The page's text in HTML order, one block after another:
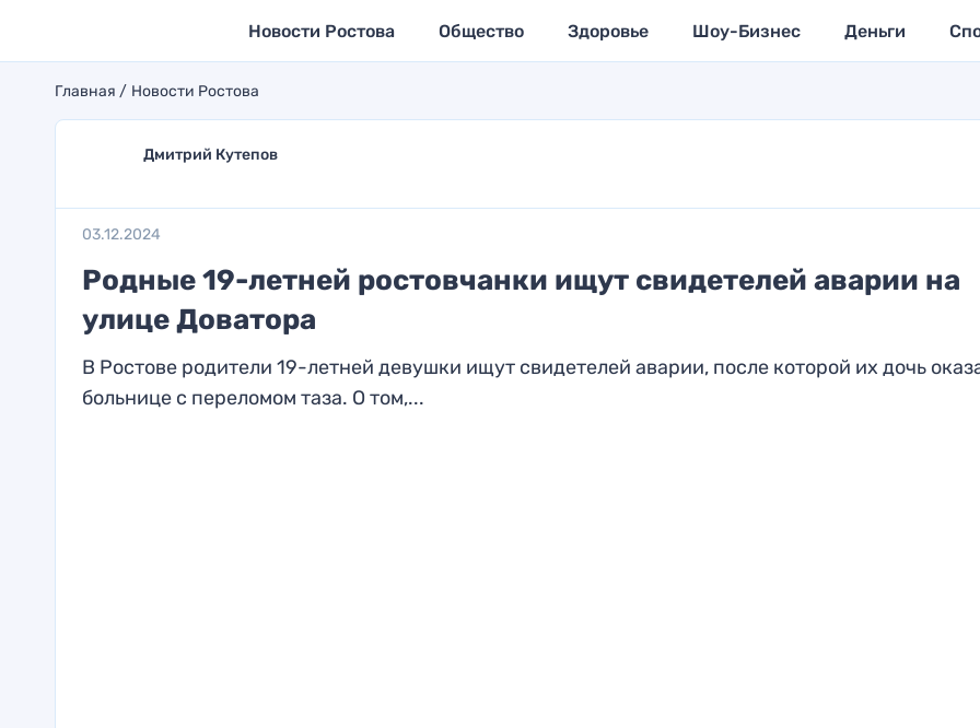
Новости Ростова Общество Здоровье Шоу-Бизнес Деньги
Главная Новости Ростова
Дмитрий Кутепов
03.12.2024
Родные 19-летней ростовчанки ищут свидетелей аварии на
улице Доватора
В Ростове родители 19-летней девушки ищут свидетелей аварии, после которой их дочь
больнице с переломом таза. О том,...